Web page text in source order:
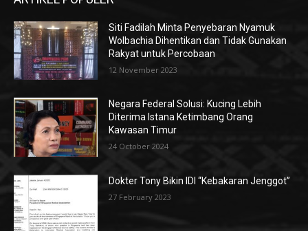
Siti Fadilah Minta Penyebaran Nyamuk
Wolbachia Dihentikan dan Tidak Gunakan
Rakyat untuk Percobaan
12 November 2023
Negara Federal Solusi: Kucing Lebih
Diterima Istana Ketimbang Orang
Kawasan Timur
24 October 2024
Dokter Tony Bikin IDI “Kebakaran Jenggot”
27 February 2023